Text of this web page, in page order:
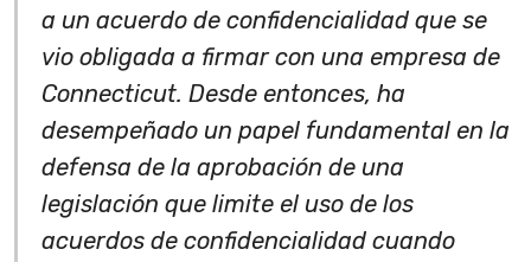
a un acuerdo de confidencialidad que se
vio obligada a firmar con una empresa de
Connecticut. Desde entonces, ha
desempeñado un papel fundamental en la
defensa de la aprobación de una
legislación que limite el uso de los
acuerdos de confidencialidad cuando